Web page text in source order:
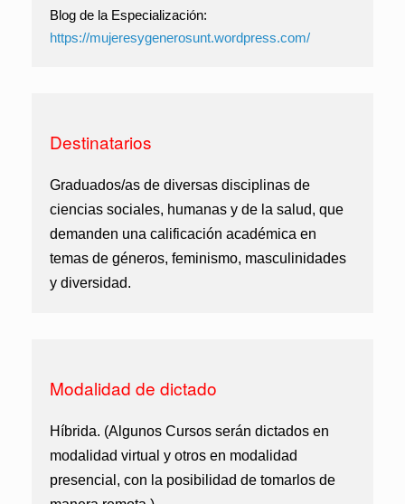
Blog de la Especialización:
https://mujeresygenerosunt.wordpress.com/
Destinatarios
Graduados/as de diversas disciplinas de
ciencias sociales, humanas y de la salud, que
demanden una calificación académica en
temas de géneros, feminismo, masculinidades
y diversidad.
Modalidad de dictado
Híbrida. (Algunos Cursos serán dictados en
modalidad virtual y otros en modalidad
presencial, con la posibilidad de tomarlos de